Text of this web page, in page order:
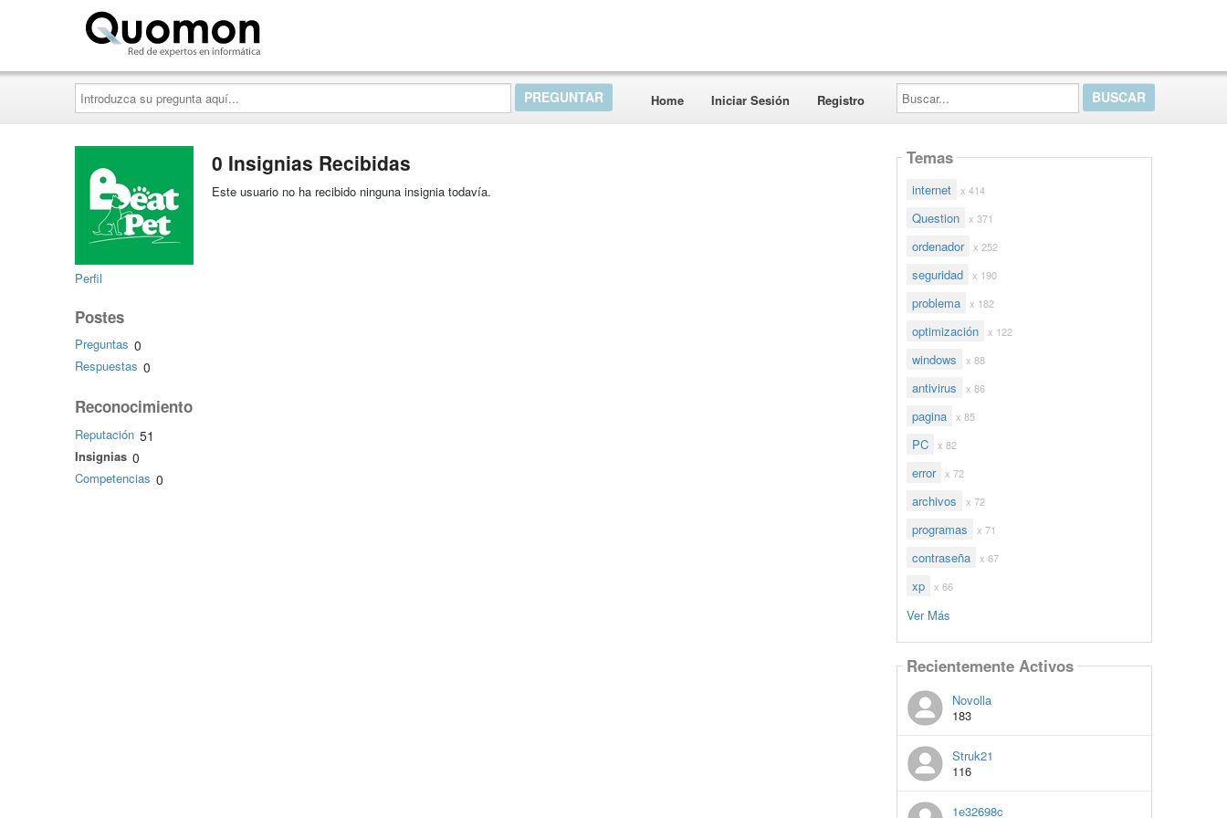
Introduzca
su
pregunta
aquí...
Home Iniciar Sesión Registro
Buscar...
Perfil
Postes
Preguntas 0
Respuestas 0
Reconocimiento
Reputación 51
Insignias 0
Competencias 0
0 Insignias Recibidas
Este usuario no ha recibido ninguna insignia todavía.
Temas
internet x 414
Question x 371
ordenador x 252
seguridad x 190
problema x 182
optimización x 122
windows x 88
antivirus x 86
pagina x 85
PC x 82
error x 72
archivos x 72
programas x 71
contraseña x 67
xp x 66
Ver Más
Recientemente Activos
Novolla
183
Struk21
116
1e32698c